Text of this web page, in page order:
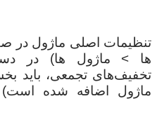
تنظیمات اصلی ماژول در
ها > ماژول ها) در
تخفیف‌های تجمعی، باید
ماژول اضافه شده است)